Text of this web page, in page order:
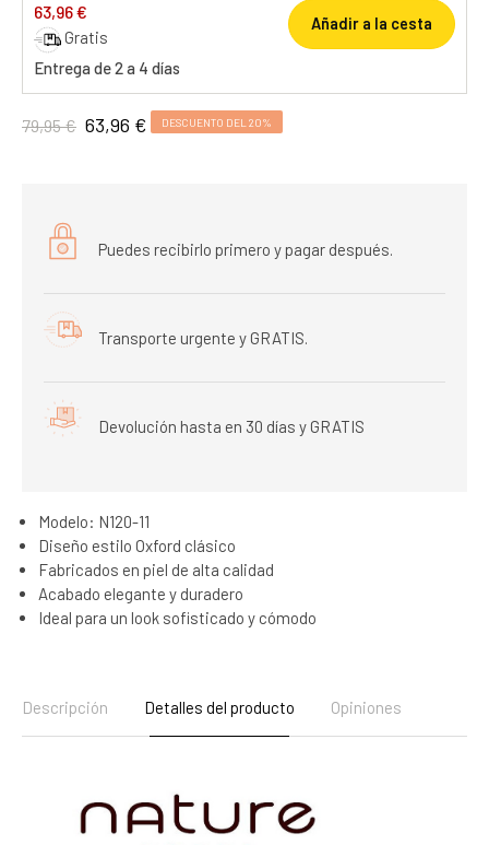
63,96 €
Gratis
Entrega de 2 a 4 días
Añadir a la cesta
79,95 € 63,96 € DESCUENTO DEL 20%
Puedes recibirlo primero y pagar después.
Transporte urgente y GRATIS.
Devolución hasta en 30 días y GRATIS
Modelo: N120-11
Diseño estilo Oxford clásico
Fabricados en piel de alta calidad
Acabado elegante y duradero
Ideal para un look sofisticado y cómodo
Descripción Detalles del producto Opiniones